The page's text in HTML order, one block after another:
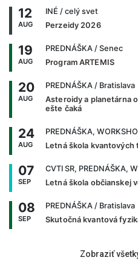
12
AUG
INÉ / celý svet
Perzeidy 2026
19
AUG
PREDNÁŠKA / Senec
Program ARTEMIS
20
AUG
PREDNÁŠKA / Bratislava
Asteroidy a planetárna
ešte čaká
24
AUG
PREDNÁŠKA,
Letná škola
07
SEP
CVTI SR, PREDNÁŠKA,
Letná škola občianskej
08
SEP
PREDNÁŠKA / Bratislava
Skutočná kvantová
Zobraziť